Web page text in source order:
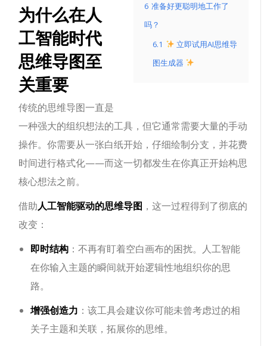
6 准备好更聪明地工作了
吗？
6.1
立即试用AI思维导
图生成器
为什么在人
工智能时代
思维导图至
关重要
传统的思维导图一直是
一种强大的组织想法的工具，但它通常需要大量的手动
操作。你需要从一张白纸开始，仔细绘制分支，并花费
时间进行格式化——而这一切都发生在你真正开始构思
核心想法之前。
借助人工智能驱动的思维导图 ，这一过程得到了彻底的
改变：
即时结构 ：不再有盯着空白画布的困扰。人工智能
在你输入主题的瞬间就开始逻辑性地组织你的思
路。
增强创造力 ：该工具会建议你可能未曾考虑过的相
关子主题和关联，拓展你的思维。